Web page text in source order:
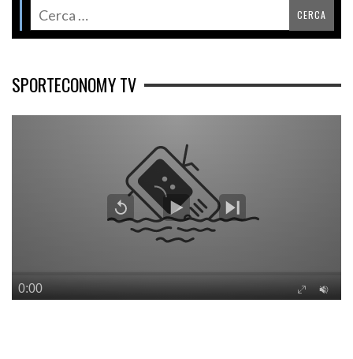
SPORTECONOMY TV